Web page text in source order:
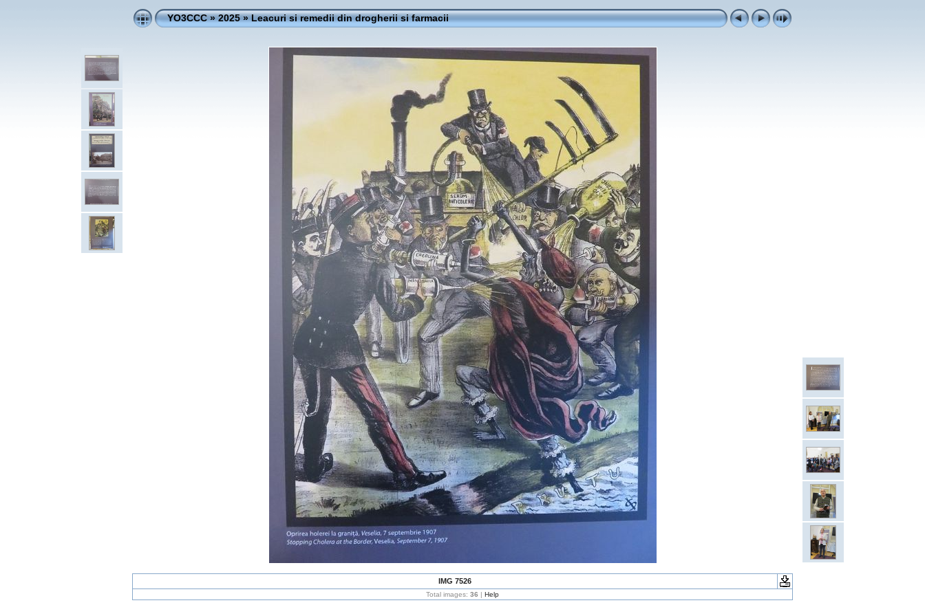
YO3CCC»2025»Leacuri si remedii din drogherii si farmacii
IMG 7526
Total images: 36 | Help